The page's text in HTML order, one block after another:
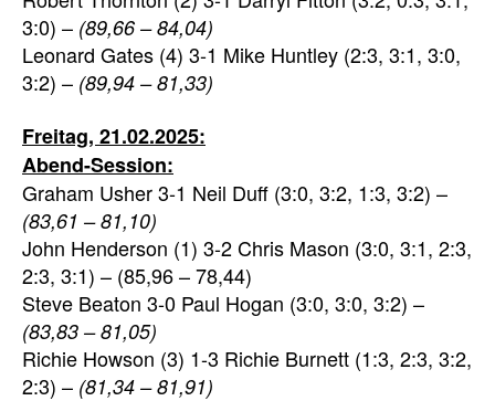
3:0) – (89,66 – 84,04)
Leonard Gates (4) 3-1 Mike Huntley (2:3, 3:1, 3:0,
3:2) – (89,94 – 81,33)
Freitag, 21.02.2025:
Abend-Session:
Graham Usher 3-1 Neil Duff (3:0, 3:2, 1:3, 3:2) –
(83,61 – 81,10)
John Henderson (1) 3-2 Chris Mason (3:0, 3:1, 2:3,
2:3, 3:1) – (85,96 – 78,44)
Steve Beaton 3-0 Paul Hogan (3:0, 3:0, 3:2) –
(83,83 – 81,05)
Richie Howson (3) 1-3 Richie Burnett (1:3, 2:3, 3:2,
2:3) – (81,34 – 81,91)